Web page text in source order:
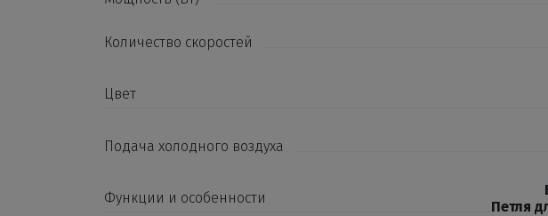
Количество скоростей
Цвет
Подача холодного воздуха
Функции и особенности
Петля